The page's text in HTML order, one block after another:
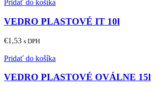
Pridať do košíka
VEDRO PLASTOVÉ IT 10l
€1,53 s DPH
Pridať do košíka
VEDRO PLASTOVÉ OVÁLNE 15l